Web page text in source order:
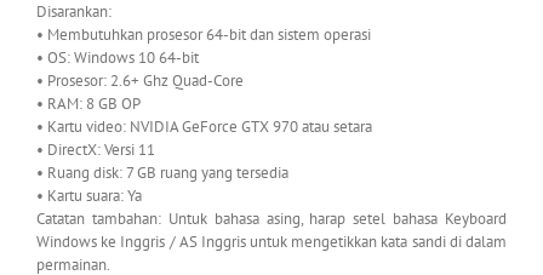
Disarankan:
• Membutuhkan prosesor 64-bit dan sistem operasi
• OS: Windows 10 64-bit
• Prosesor: 2.6+ Ghz Quad-Core
• RAM: 8 GB OP
• Kartu video: NVIDIA GeForce GTX 970 atau setara
• DirectX: Versi 11
• Ruang disk: 7 GB ruang yang tersedia
• Kartu suara: Ya
Catatan tambahan: Untuk bahasa asing, harap setel bahasa Keyboard
Windows ke Inggris / AS Inggris untuk mengetikkan kata sandi di dalam
permainan.